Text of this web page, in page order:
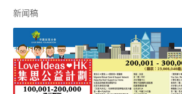
新闻稿